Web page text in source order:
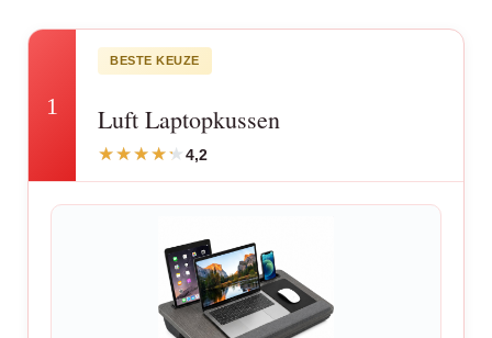
1
BESTE KEUZE
Luft Laptopkussen
4,2